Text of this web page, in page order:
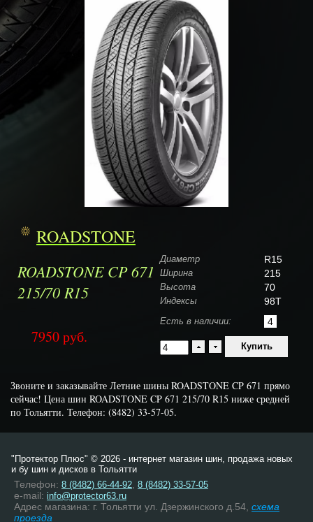
ROADSTONE
ROADSTONE CP 671
215/70 R15
7950руб.
Диаметр R15
Ширина 215
Высота 70
Индексы 98T
Есть в наличии: 4
Звоните и заказывайте Летние шины ROADSTONE CP 671 прямо
сейчас! Цена шин ROADSTONE CP 671 215/70 R15 ниже средней
по Тольятти. Телефон: (8482) 33-57-05.
"Протектор Плюс" © 2026 - интернет магазин шин, продажа новых
и бу шин и дисков в Тольятти
Телефон: 8 (8482) 66-44-92 8 (8482) 33-57-05
e-mail: info@protector63.ru
Адрес магазина: г. Тольятти ул. Дзержинского д.54, схема
проезда